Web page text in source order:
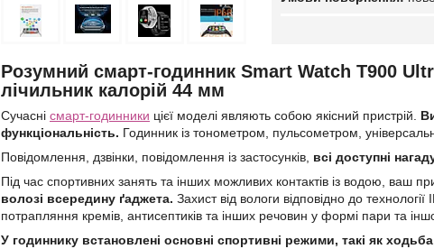
Розумний смарт-годинник Smart Watch T900
лічильник калорій 44 мм
Сучасні смарт-годинники цієї моделі являють собою якісний пристрій.
функціональність. Годинник із тонометром, пульсометром,
Повідомлення, дзвінки, повідомлення із застосунків, всі доступні
Під час спортивних занять та інших можливих контактів із водою, ваш
волозі всередину ґаджета. Захист від вологи відповідно до
потрапляння кремів, антисептиків та інших речовин у формі пари та
У годиннику встановлені основні спортивні режими, такі як